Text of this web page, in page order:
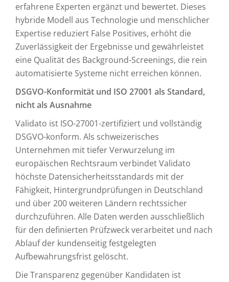
erfahrene Experten ergänzt und bewertet. Dieses
hybride Modell aus Technologie und menschlicher
Expertise reduziert False Positives, erhöht die
Zuverlässigkeit der Ergebnisse und gewährleistet
eine Qualität des Background-Screenings, die rein
automatisierte Systeme nicht erreichen können.
DSGVO-Konformität und ISO 27001 als Standard,
nicht als Ausnahme
Validato ist ISO-27001-zertifiziert und vollständig
DSGVO-konform. Als schweizerisches
Unternehmen mit tiefer Verwurzelung im
europäischen Rechtsraum verbindet Validato
höchste Datensicherheitsstandards mit der
Fähigkeit, Hintergrundprüfungen in Deutschland
und über 200 weiteren Ländern rechtssicher
durchzuführen. Alle Daten werden ausschließlich
für den definierten Prüfzweck verarbeitet und nach
Ablauf der kundenseitig festgelegten
Aufbewahrungsfrist gelöscht.
Die Transparenz gegenüber Kandidaten ist